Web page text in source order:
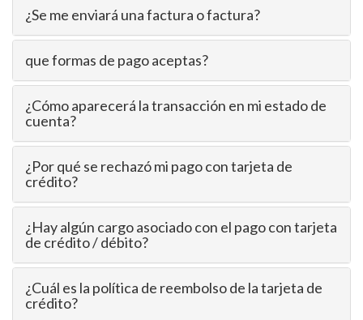
¿Se me enviará una factura o factura?
que formas de pago aceptas?
¿Cómo aparecerá la transacción en mi estado de
cuenta?
¿Por qué se rechazó mi pago con tarjeta de
crédito?
¿Hay algún cargo asociado con el pago con tarjeta
de crédito / débito?
¿Cuál es la política de reembolso de la tarjeta de
crédito?